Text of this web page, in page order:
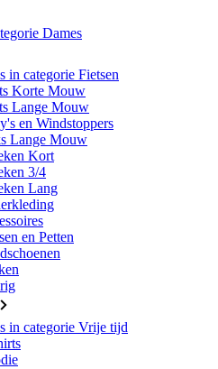
Dames
in categorie Fietsen
Korte Mouw
Lange Mouw
en Windstoppers
Lange Mouw
Kort
3/4
Lang
en Petten
in categorie Vrije tijd